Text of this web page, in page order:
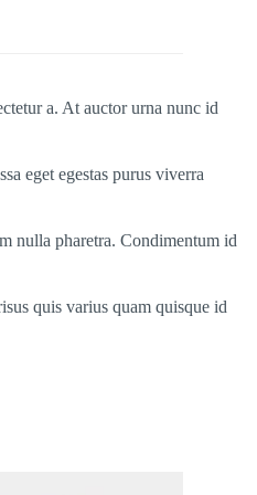
a. At auctor urna nunc id
eget egestas purus viverra
nulla pharetra. Condimentum id
quis varius quam quisque id